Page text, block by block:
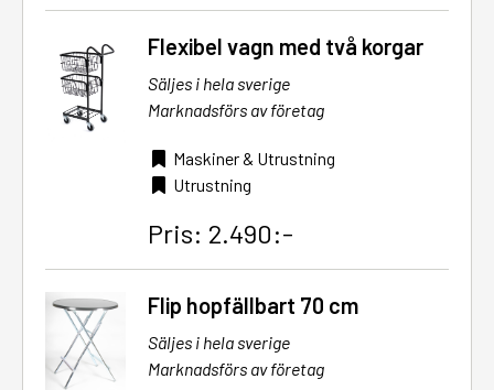
Flexibel vagn med två korgar
Säljes i hela sverige
Marknadsförs av företag
Maskiner & Utrustning
Utrustning
Pris: 2.490:-
Flip hopfällbart 70 cm
Säljes i hela sverige
Marknadsförs av företag